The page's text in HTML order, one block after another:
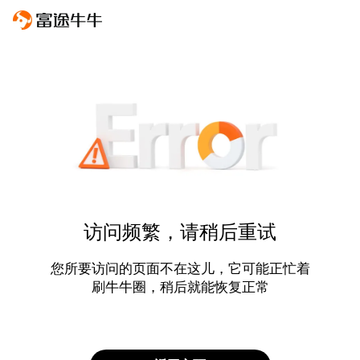
访问频繁，请稍后重试
您所要访问的页面不在这儿，它可能正忙着
刷牛牛圈，稍后就能恢复正常